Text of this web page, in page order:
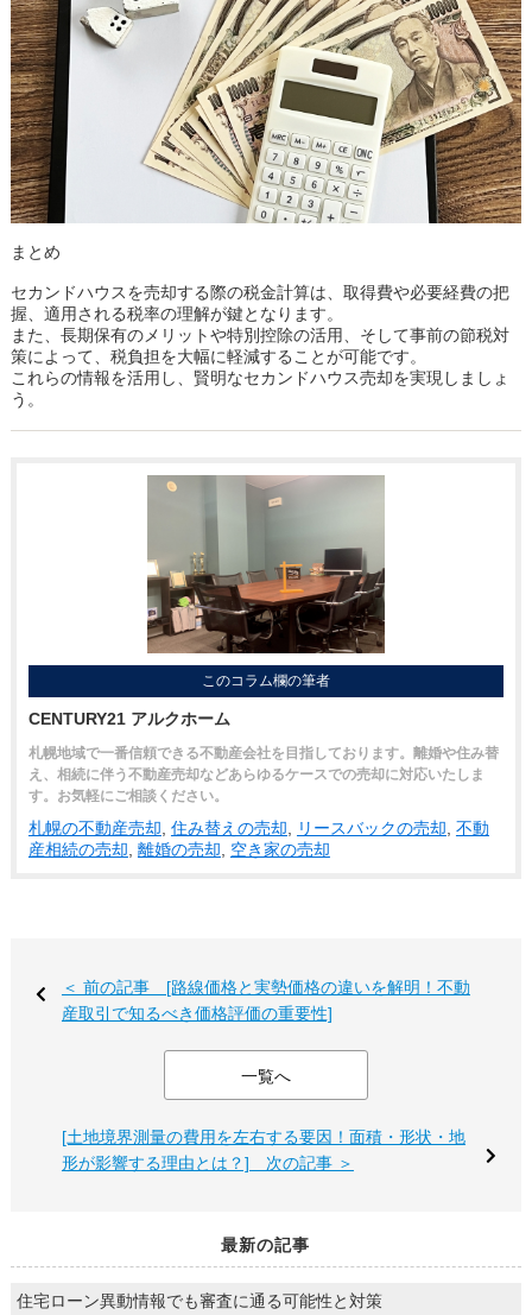
まとめ
セカンドハウスを売却する際の税金計算は、取得費や必要経費の把
握、適用される税率の理解が鍵となります。
また、長期保有のメリットや特別控除の活用、そして事前の節税対
策によって、税負担を大幅に軽減することが可能です。
これらの情報を活用し、賢明なセカンドハウス売却を実現しましょ
う。
このコラム欄の筆者
CENTURY21 アルクホーム
札幌地域で一番信頼できる不動産会社を目指しております。離婚や住み替
え、相続に伴う不動産売却などあらゆるケースでの売却に対応いたしま
す。お気軽にご相談ください。
札幌の不動産売却 住み替えの売却 リースバックの売却 不動
産相続の売却 離婚の売却 空き家の売却
＜ 前の記事 [路線価格と実勢価格の違いを解明！不動
産取引で知るべき価格評価の重要性]
一覧へ
[土地境界測量の費用を左右する要因！面積・形状・地
形が影響する理由とは？] 次の記事 ＞
最新の記事
住宅ローン異動情報でも審査に通る可能性と対策